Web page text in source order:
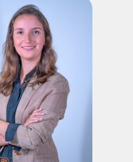
Dutra
Tagliapietra
pelo PPGA da Universidade Federal
(UFSM); Doutoranda em Administração pela
e Licenciada em Administração pela
de Santa Maria (UFSM); Pesquisadora
Tecnológico Industrial do CNPq;
Aprendiz Cooperativa; Professora
da plataforma de cursos online Elevagro;
de Administração e Ciências Contábeis
profissional como Administradora.
Currículo Lattes